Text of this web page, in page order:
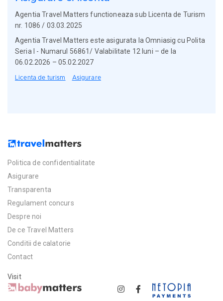
Agentia Travel Matters functioneaza sub Licenta de Turism
nr. 1086 / 03.03.2025
Agentia Travel Matters este asigurata la Omniasig cu Polita
Seria I - Numarul 56861/ Valabilitate 12 luni – de la
06.02.2026 – 05.02.2027
Licenta de turism Asigurare
Politica de confidentialitate
Asigurare
Transparenta
Regulament concurs
Despre noi
De ce Travel Matters
Conditii de calatorie
Contact
Visit